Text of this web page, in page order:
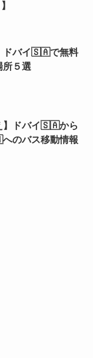
ドバイ🇸🇦で無料
所５選
】ドバイ🇸🇦から
のバス移動情報